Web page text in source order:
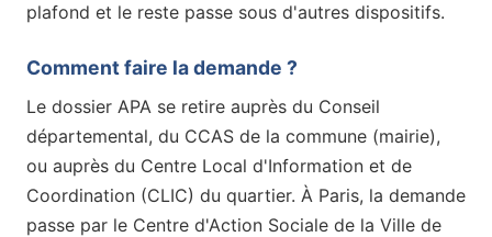
plafond et le reste passe sous d'autres dispositifs.
Comment faire la demande ?
Le dossier APA se retire auprès du Conseil
départemental, du CCAS de la commune (mairie),
ou auprès du Centre Local d'Information et de
Coordination (CLIC) du quartier. À Paris, la demande
passe par le Centre d'Action Sociale de la Ville de